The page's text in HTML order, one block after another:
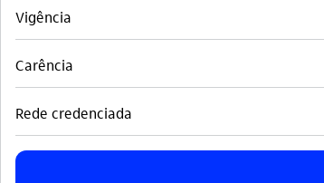
Vigência
Carência
Rede credenciada